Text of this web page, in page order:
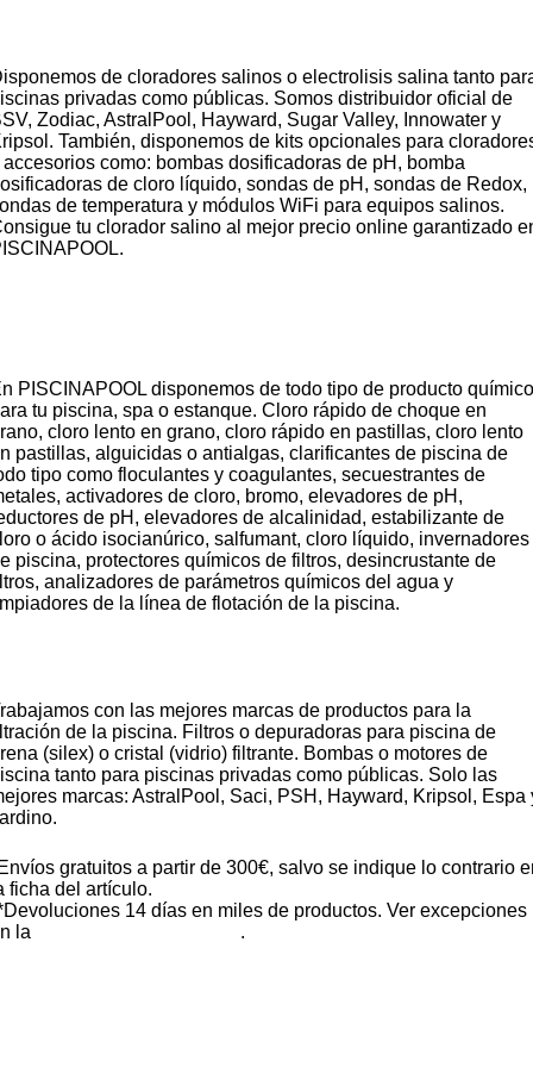
de cloradores salinos o electrolisis salina tanto
privadas como públicas. Somos distribuidor oficial de
Zodiac, AstralPool, Hayward, Sugar Valley, Innowater y
También, disponemos de kits opcionales para
accesorios como: bombas dosificadoras de pH, bomba
de cloro líquido, sondas de pH, sondas de Redox,
de temperatura y módulos WiFi para equipos salinos.
tu clorador salino al mejor precio online garantizado
PISCINAPOOL disponemos de todo tipo de producto
tu piscina, spa o estanque. Cloro rápido de choque en
cloro lento en grano, cloro rápido en pastillas, cloro lento
pastillas, alguicidas o antialgas, clarificantes de piscina de
tipo como floculantes y coagulantes, secuestrantes de
activadores de cloro, bromo, elevadores de pH,
de pH, elevadores de alcalinidad, estabilizante de
o ácido isocianúrico, salfumant, cloro líquido, invernadores
piscina, protectores químicos de filtros, desincrustante de
analizadores de parámetros químicos del agua y
de la línea de flotación de la piscina.
con las mejores marcas de productos para la
de la piscina. Filtros o depuradoras para piscina de
(silex) o cristal (vidrio) filtrante. Bombas o motores de
tanto para piscinas privadas como públicas. Solo las
marcas: AstralPool, Saci, PSH, Hayward, Kripsol, Espa
gratuitos a partir de 300€, salvo se indique lo contrario
ficha del artículo.
14 días en miles de productos. Ver excepciones
la
.